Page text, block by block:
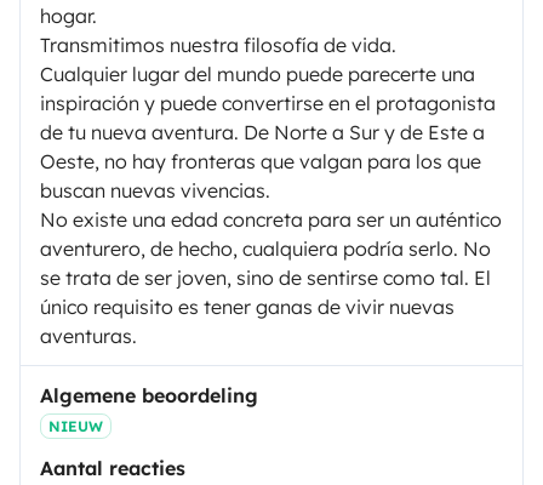
hogar.
Transmitimos nuestra filosofía de vida.
Cualquier lugar del mundo puede parecerte una
inspiración y puede convertirse en el protagonista
de tu nueva aventura. De Norte a Sur y de Este a
Oeste, no hay fronteras que valgan para los que
buscan nuevas vivencias.
No existe una edad concreta para ser un auténtico
aventurero, de hecho, cualquiera podría serlo. No
se trata de ser joven, sino de sentirse como tal. El
único requisito es tener ganas de vivir nuevas
aventuras.
Algemene beoordeling
NIEUW
Aantal reacties